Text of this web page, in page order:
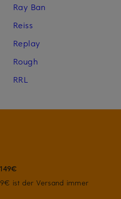
Ray Ban
Reiss
Replay
Rough
RRL
ist der Versand immer